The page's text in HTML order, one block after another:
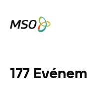
177